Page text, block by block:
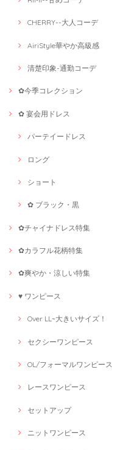
CHERRY--大人コーデ
AiriStyle華やか高級感
清楚印象-通勤コーデ
✿今季コレクション
✿ 宴会用ドレス
パーテイードレス
ロング
ショート
✿ ブラック・黒
✿チャイナドレス特集
✿カラフル花柄特集
✿爽やか・涼しい特集
♥ ワンピース
Over LL~大きいサイズ！
セクシーワンピース
OL/フォーマルワンピース
レースワンピース
セットアップ
ニットワンピース